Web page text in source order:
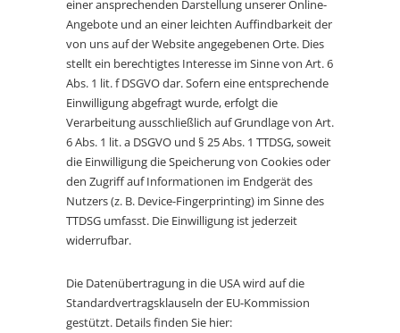
einer ansprechenden Darstellung unserer Online-
Angebote und an einer leichten Auffindbarkeit der
von uns auf der Website angegebenen Orte. Dies
stellt ein berechtigtes Interesse im Sinne von Art. 6
Abs. 1 lit. f DSGVO dar. Sofern eine entsprechende
Einwilligung abgefragt wurde, erfolgt die
Verarbeitung ausschließlich auf Grundlage von Art.
6 Abs. 1 lit. a DSGVO und § 25 Abs. 1 TTDSG, soweit
die Einwilligung die Speicherung von Cookies oder
den Zugriff auf Informationen im Endgerät des
Nutzers (z. B. Device-Fingerprinting) im Sinne des
TTDSG umfasst. Die Einwilligung ist jederzeit
widerrufbar.
Die Datenübertragung in die USA wird auf die
Standardvertragsklauseln der EU-Kommission
gestützt. Details finden Sie hier: